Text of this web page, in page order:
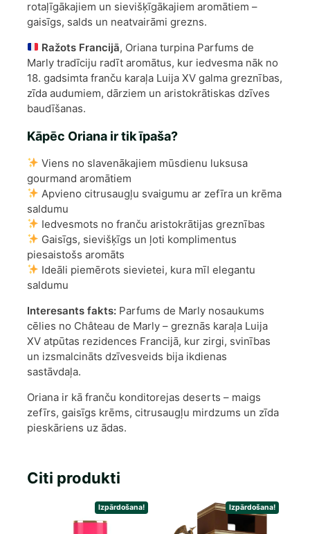
rotaļīgākajiem un sievišķīgākajiem aromātiem –
gaisīgs, salds un neatvairāmi grezns.
Ražots Francijā, Oriana turpina Parfums de
Marly tradīciju radīt aromātus, kur iedvesma nāk no
18. gadsimta franču karaļa Luija XV galma greznības,
zīda audumiem, dārziem un aristokrātiskas dzīves
baudīšanas.
Kāpēc Oriana ir tik īpaša?
Viens no slavenākajiem mūsdienu luksusa
gourmand aromātiem
Apvieno citrusaugļu svaigumu ar zefīra un krēma
saldumu
Iedvesmots no franču aristokrātijas greznības
Gaisīgs, sievišķīgs un ļoti komplimentus
piesaistošs aromāts
Ideāli piemērots sievietei, kura mīl elegantu
saldumu
Interesants fakts: Parfums de Marly nosaukums
cēlies no Château de Marly – greznās karaļa Luija
XV atpūtas rezidences Francijā, kur zirgi, svinības
un izsmalcināts dzīvesveids bija ikdienas
sastāvdaļa.
Oriana ir kā franču konditorejas deserts – maigs
zefīrs, gaisīgs krēms, citrusaugļu mirdzums un zīda
pieskāriens uz ādas.
Citi produkti
Izpārdošana! Izpārdošana!